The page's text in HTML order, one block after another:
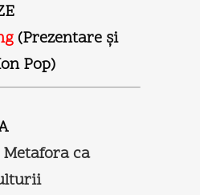
(Prezentare şi
Pop)
Metafora ca